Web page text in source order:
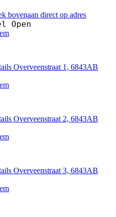
bovenaan direct op adres
Open
Overveenstraat 1, 6843AB
Overveenstraat 2, 6843AB
Overveenstraat 3, 6843AB